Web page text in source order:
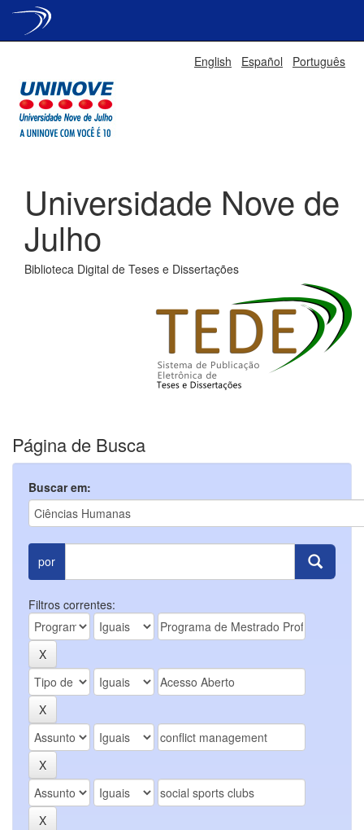
English Español Português
Universidade Nove de
Julho
Biblioteca Digital de Teses e Dissertações
Página de Busca
Buscar em:
por
Filtros correntes: